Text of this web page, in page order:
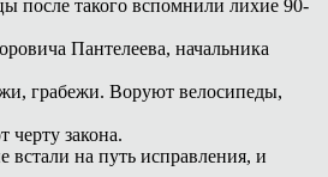
после такого вспомнили лихие 90-
Пантелеева, начальника
грабежи. Воруют велосипеды,
черту закона.
встали на путь исправления, и